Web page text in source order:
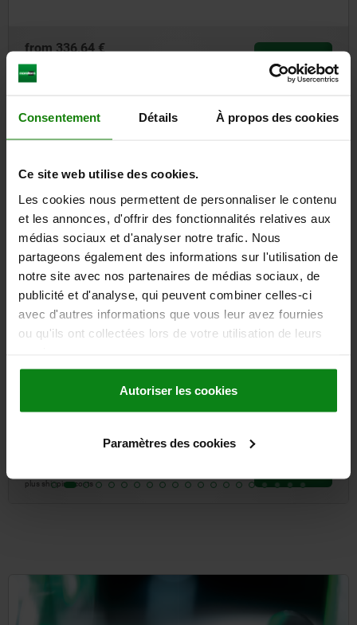
Consentement Détails À propos des cookies
Ce site web utilise des cookies.
Les cookies nous permettent de personnaliser le contenu
et les annonces, d'offrir des fonctionnalités relatives aux
médias sociaux et d'analyser notre trafic. Nous
partageons également des informations sur l'utilisation de
notre site avec nos partenaires de médias sociaux, de
publicité et d'analyse, qui peuvent combiner celles-ci
avec d'autres informations que vous leur avez fournies
ou qu'ils ont collectées lors de votre utilisation de leurs
Autoriser les cookies
Paramètres des cookies
from336,64 €
plus shipping costs
Other customers also bought
29350-02
Tube clamp base, plastic, for round tubes two-leg with
plus shipping costs